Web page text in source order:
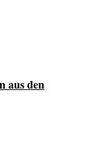
aus den